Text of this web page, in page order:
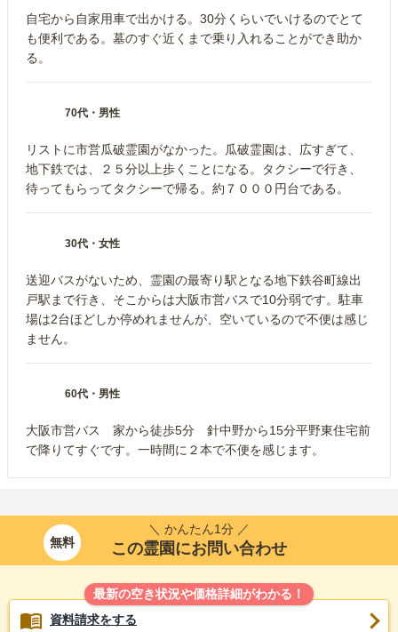
自宅から自家用車で出かける。30分くらいでいけるのでとて
も便利である。墓のすぐ近くまで乗り入れることができ助か
る。
70代 ・ 男性
リストに市営瓜破霊園がなかった。瓜破霊園は、広すぎて、
地下鉄では、２５分以上歩くことになる。タクシーで行き、
待ってもらってタクシーで帰る。約７０００円台である。
30代 ・ 女性
送迎バスがないため、霊園の最寄り駅となる地下鉄谷町線出
戸駅まで行き、そこからは大阪市営バスで10分弱です。駐車
場は2台ほどしか停めれませんが、空いているので不便は感じ
ません。
60代 ・ 男性
大阪市営バス 家から徒歩5分 針中野から15分平野東住宅前
で降りてすぐです。一時間に２本で不便を感じます。
無料
＼ かんたん1分 ／
この霊園にお問い合わせ
最新の空き状況や価格詳細がわかる！
資料請求をする